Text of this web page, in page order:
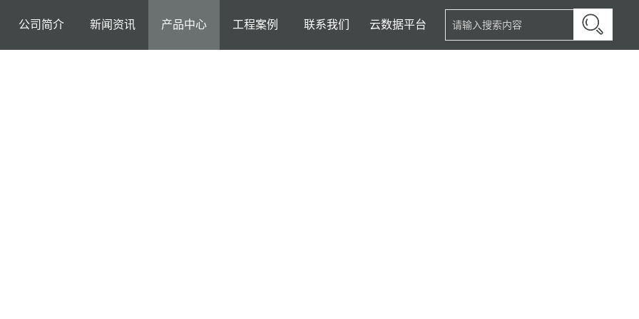
公司简介 新闻资讯 产品中心 工程案例 联系我们 云数据平台